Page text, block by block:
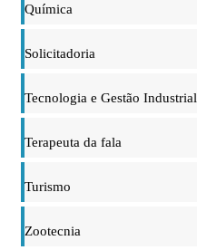
Química
Solicitadoria
Tecnologia e Gestão Industrial
Terapeuta da fala
Turismo
Zootecnia